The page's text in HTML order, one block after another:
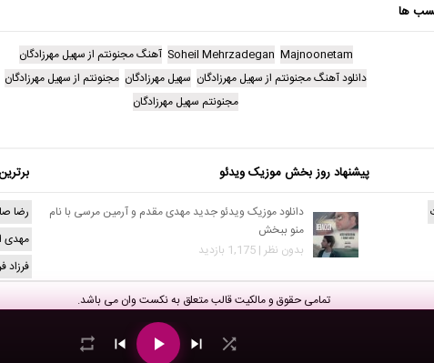
ها
Majnoonetam
Soheil Mehrzadegan آهنگ مجنونتم از سهیل مهرزادگان
دانلود آهنگ مجنونتم از سهیل مهرزادگان سهیل مهرزادگان مجنونتم از سهیل مهرزادگان
مجنونتم سهیل مهرزادگان
پیشنهاد روز بخش موزیک ویدئو
دانلود موزیک ویدئو جدید مهدی مقدم و آرمین مرسی با نام
منو ببخش
بدون نظر | 1,175 بازدید
رضا
مهدی
فرزاد
تمامی حقوق و مالکیت قالب متعلق بهنکست وانمی باشد.